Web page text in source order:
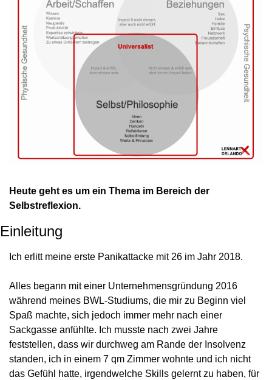
Heute geht es um ein Thema im Bereich der
Selbstreflexion.
Einleitung
Ich erlitt meine erste Panikattacke mit 26 im Jahr 2018.
Alles begann mit einer Unternehmensgründung 2016
während meines BWL-Studiums, die mir zu Beginn viel
Spaß machte, sich jedoch immer mehr nach einer
Sackgasse anfühlte. Ich musste nach zwei Jahre
feststellen, dass wir durchweg am Rande der Insolvenz
standen, ich in einem 7 qm Zimmer wohnte und ich nicht
das Gefühl hatte, irgendwelche Skills gelernt zu haben, für